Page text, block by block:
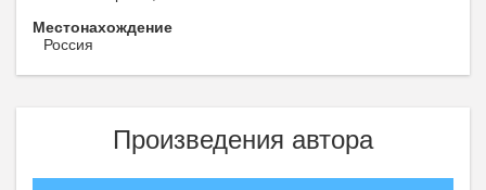
Местонахождение
Россия
Произведения автора